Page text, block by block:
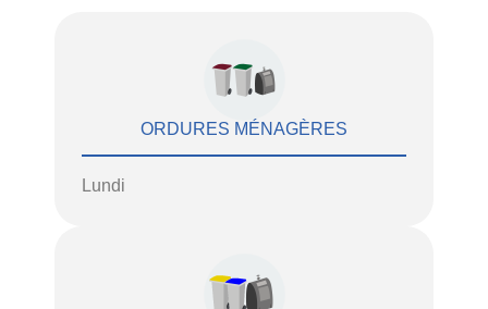
ORDURES MÉNAGÈRES
Lundi